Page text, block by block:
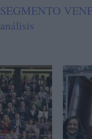
SEGMENTO
análisis